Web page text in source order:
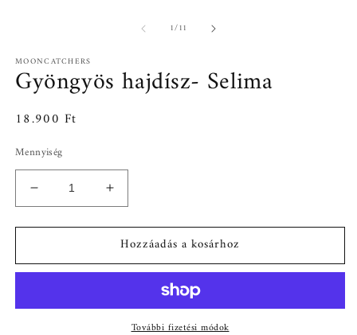
1//11
MOONCATCHERS
Gyöngyös hajdísz- Selima
Normál
18.900 Ft
Mennyiség
Gyöngyös
hajdísz-
Selima
mennyiségének
csökkentése
Gyöngyös
hajdísz-
Selima
mennyiségének
növelése
Hozzáadás a kosárhoz
További fizetési módok